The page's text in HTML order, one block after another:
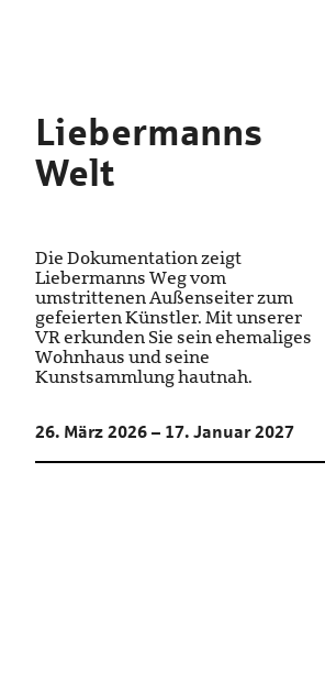
Liebermanns
Welt
Die Dokumentation zeigt
Liebermanns Weg vom
umstrittenen Außenseiter zum
gefeierten Künstler. Mit unserer
VR erkunden Sie sein ehemaliges
Wohnhaus und seine
Kunstsammlung hautnah.
26. März 2026 – 17. Januar 2027